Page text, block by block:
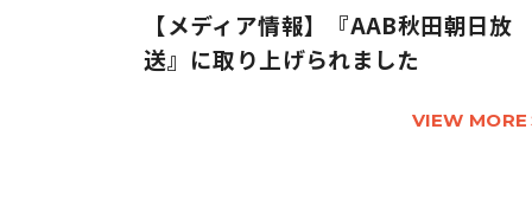
【メディア情報】『AAB秋田朝日放
送』に取り上げられました
VIEW MORE